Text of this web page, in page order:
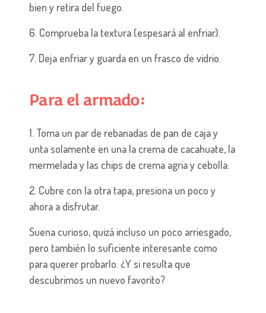
bien y retira del fuego.
6. Comprueba la textura (espesará al enfriar).
7. Deja enfriar y guarda en un frasco de vidrio.
Para el armado:
1. Toma un par de rebanadas de pan de caja y
unta solamente en una la crema de cacahuate, la
mermelada y las chips de crema agria y cebolla.
2. Cubre con la otra tapa, presiona un poco y
ahora a disfrutar.
Suena curioso, quizá incluso un poco arriesgado,
pero también lo suficiente interesante como
para querer probarlo. ¿Y si resulta que
descubrimos un nuevo favorito?